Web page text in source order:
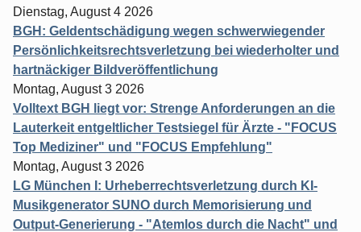
Dienstag, August 4 2026
BGH: Geldentschädigung wegen schwerwiegender
Persönlichkeitsrechtsverletzung bei wiederholter und
hartnäckiger Bildveröffentlichung
Montag, August 3 2026
Volltext BGH liegt vor: Strenge Anforderungen an die
Lauterkeit entgeltlicher Testsiegel für Ärzte - "FOCUS
Top Mediziner" und "FOCUS Empfehlung"
Montag, August 3 2026
LG München I: Urheberrechtsverletzung durch KI-
Musikgenerator SUNO durch Memorisierung und
Output-Generierung - "Atemlos durch die Nacht" und